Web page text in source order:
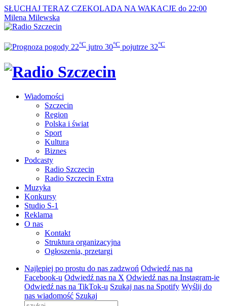
SŁUCHAJ TERAZ CZEKOLADA NA WAKACJE do 22:00
Milena Milewska
22°C jutro 30°C pojutrze 32°C
Wiadomości
Szczecin
Region
Polska i świat
Sport
Kultura
Biznes
Podcasty
Radio Szczecin
Radio Szczecin Extra
Muzyka
Konkursy
Studio S-1
Reklama
O nas
Kontakt
Struktura organizacyjna
Ogłoszenia, przetargi
Najlepiej po prostu do nas zadzwoń Odwiedź nas na
Facebook-u Odwiedź nas na X Odwiedź nas na Instagram-ie
Odwiedź nas na TikTok-u Szukaj nas na Spotify Wyślij do
nas wiadomość Szukaj